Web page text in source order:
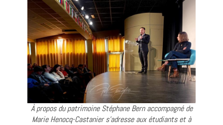
À propos du patrimoine Stéphane Bern accompagné de
Marie Henocq-Castanier s'adresse aux étudiants et à